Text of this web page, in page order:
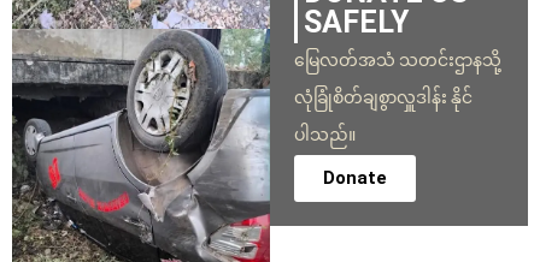
SAFELY
မြေလတ်အသံ သတင်းဌာနသို့
လုံခြုံစိတ်ချစွာလှူဒါန်း နိုင်
ပါသည်။
Donate